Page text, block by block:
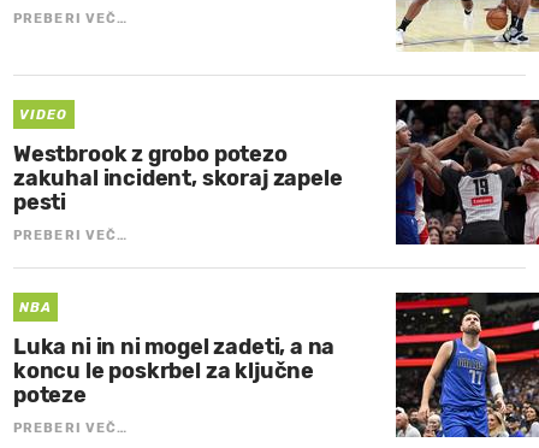
PREBERI VEČ…
VIDEO
Westbrook z grobo potezo
zakuhal incident, skoraj zapele
pesti
PREBERI VEČ…
NBA
Luka ni in ni mogel zadeti, a na
koncu le poskrbel za ključne
poteze
PREBERI VEČ…